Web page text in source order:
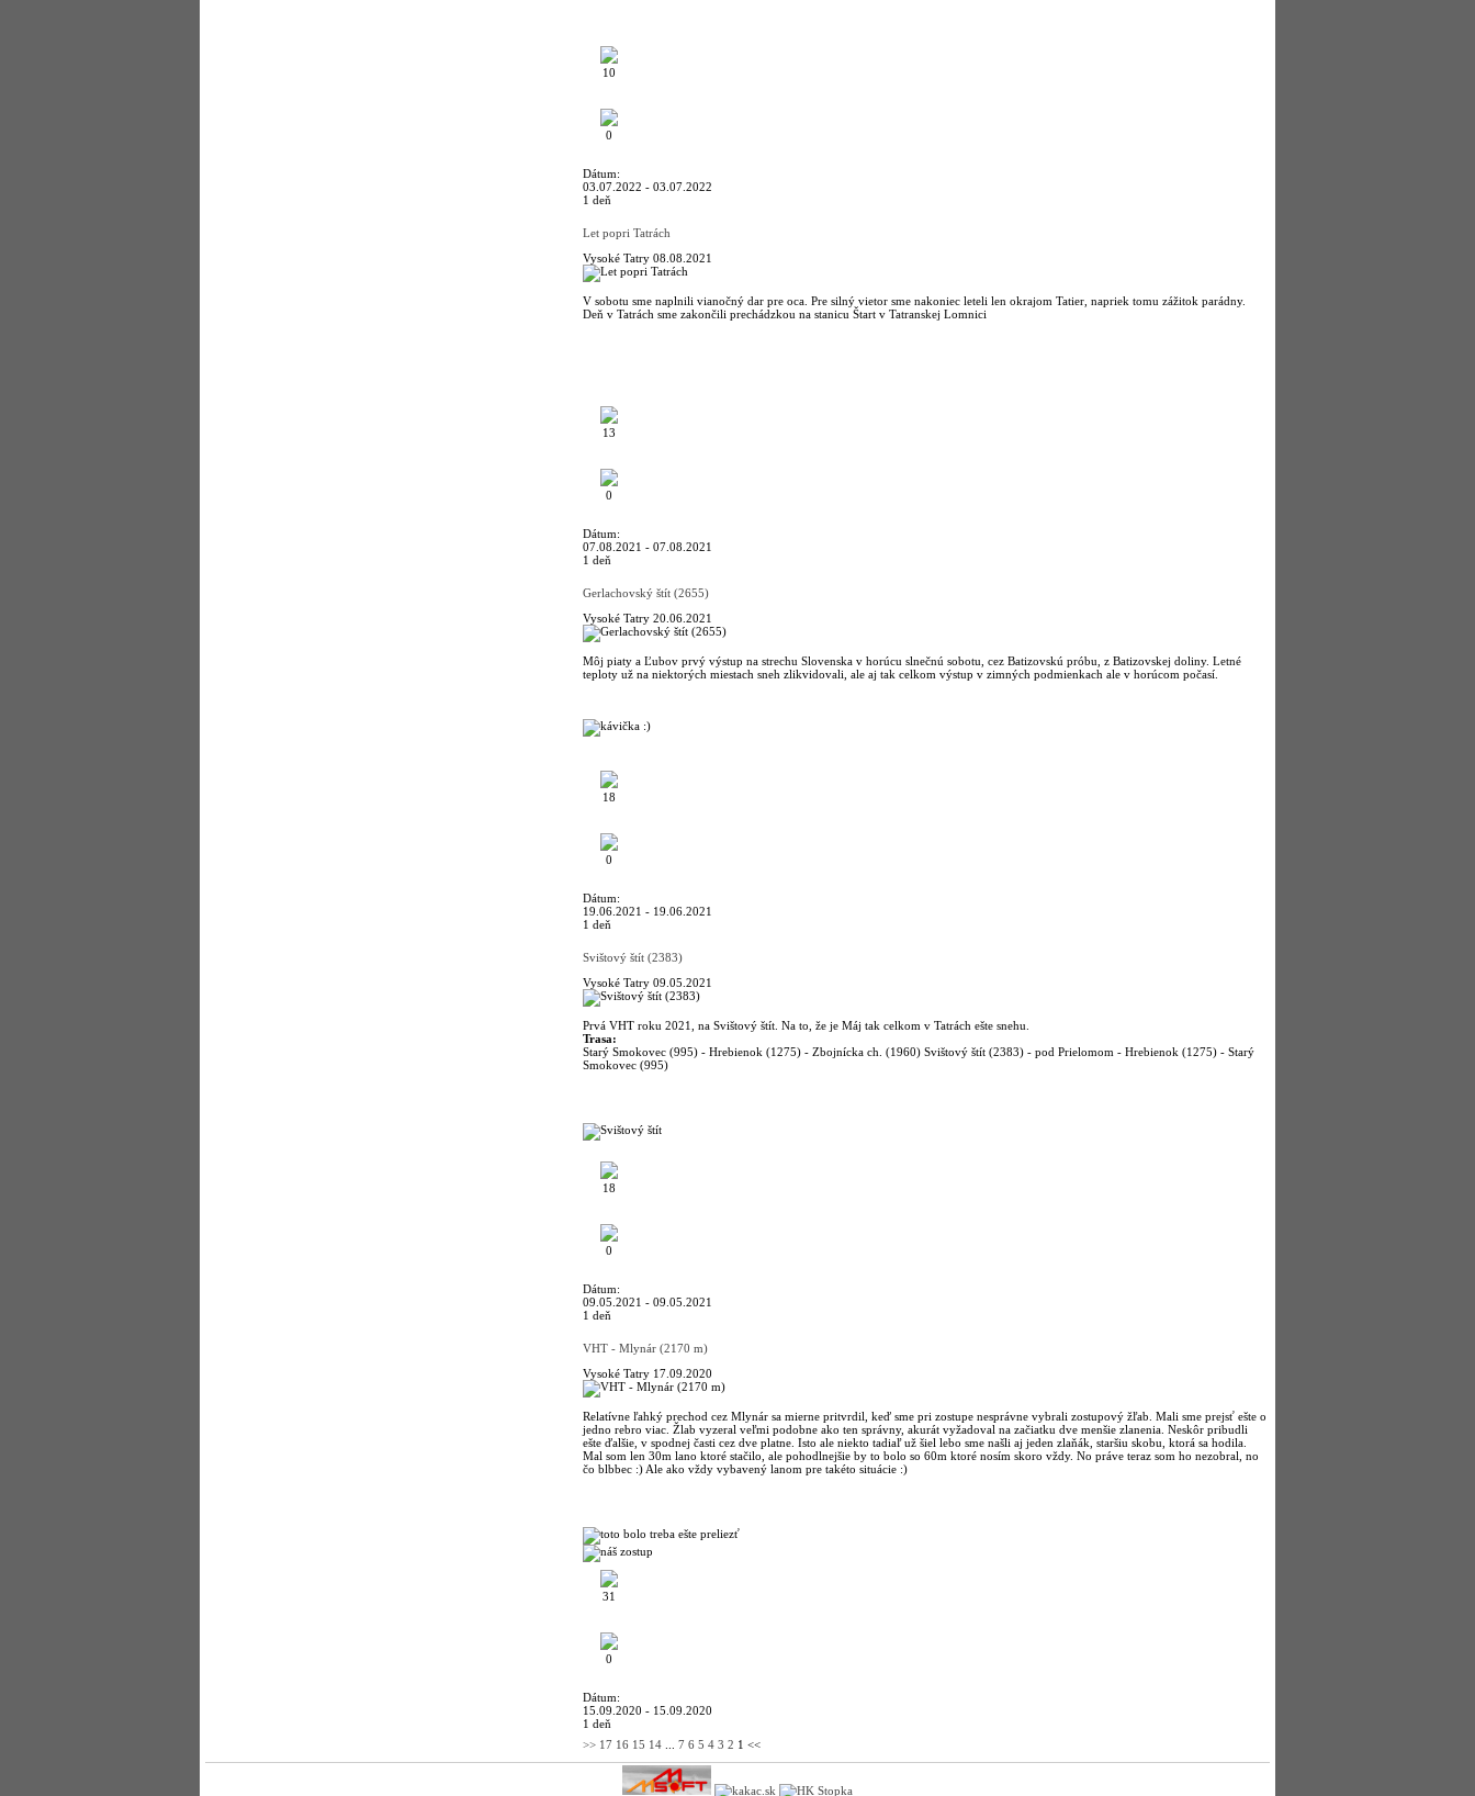
10
0
Dátum:
03.07.2022 - 03.07.2022
1 deň
Let popri Tatrách
Vysoké Tatry 08.08.2021
V sobotu sme naplnili vianočný dar pre oca. Pre silný vietor sme nakoniec leteli len okrajom Tatier, napriek tomu zážitok parádny.
Deň v Tatrách sme zakončili prechádzkou na stanicu Štart v Tatranskej Lomnici
13
0
Dátum:
07.08.2021 - 07.08.2021
1 deň
Gerlachovský štít (2655)
Vysoké Tatry 20.06.2021
Môj piaty a Ľubov prvý výstup na strechu Slovenska v horúcu slnečnú sobotu, cez Batizovskú próbu, z Batizovskej doliny. Letné
teploty už na niektorých miestach sneh zlikvidovali, ale aj tak celkom výstup v zimných podmienkach ale v horúcom počasí.
18
0
Dátum:
19.06.2021 - 19.06.2021
1 deň
Svištový štít (2383)
Vysoké Tatry 09.05.2021
Prvá VHT roku 2021, na Svištový štít. Na to, že je Máj tak celkom v Tatrách ešte snehu.
Trasa:
Starý Smokovec (995) - Hrebienok (1275) - Zbojnícka ch. (1960) Svištový štít (2383) - pod Prielomom - Hrebienok (1275) - Starý
Smokovec (995)
18
0
Dátum:
09.05.2021 - 09.05.2021
1 deň
VHT - Mlynár (2170 m)
Vysoké Tatry 17.09.2020
Relatívne ľahký prechod cez Mlynár sa mierne pritvrdil, keď sme pri zostupe nesprávne vybrali zostupový žľab. Mali sme prejsť ešte o
jedno rebro viac. Žlab vyzeral veľmi podobne ako ten správny, akurát vyžadoval na začiatku dve menšie zlanenia. Neskôr pribudli
ešte ďalšie, v spodnej časti cez dve platne. Isto ale niekto tadiaľ už šiel lebo sme našli aj jeden zlaňák, staršiu skobu, ktorá sa hodila.
Mal som len 30m lano ktoré stačilo, ale pohodlnejšie by to bolo so 60m ktoré nosím skoro vždy. No práve teraz som ho nezobral, no
čo blbbec :) Ale ako vždy vybavený lanom pre takéto situácie :)
31
0
Dátum:
15.09.2020 - 15.09.2020
1 deň
>> 17 16 15 14 7 6 5 4 3 2 1 <<